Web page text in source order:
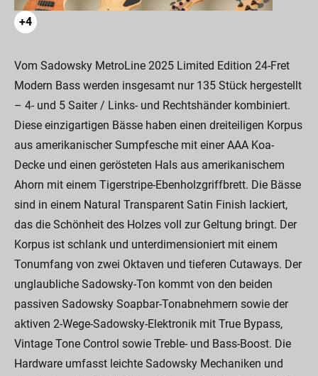
+4
Vom Sadowsky MetroLine 2025 Limited Edition 24-Fret
Modern Bass werden insgesamt nur 135 Stück hergestellt
– 4- und 5 Saiter / Links- und Rechtshänder kombiniert.
Diese einzigartigen Bässe haben einen dreiteiligen Korpus
aus amerikanischer Sumpfesche mit einer AAA Koa-
Decke und einen gerösteten Hals aus amerikanischem
Ahorn mit einem Tigerstripe-Ebenholzgriffbrett. Die Bässe
sind in einem Natural Transparent Satin Finish lackiert,
das die Schönheit des Holzes voll zur Geltung bringt. Der
Korpus ist schlank und unterdimensioniert mit einem
Tonumfang von zwei Oktaven und tieferen Cutaways. Der
unglaubliche Sadowsky-Ton kommt von den beiden
passiven Sadowsky Soapbar-Tonabnehmern sowie der
aktiven 2-Wege-Sadowsky-Elektronik mit True Bypass,
Vintage Tone Control sowie Treble- und Bass-Boost. Die
Hardware umfasst leichte Sadowsky Mechaniken und